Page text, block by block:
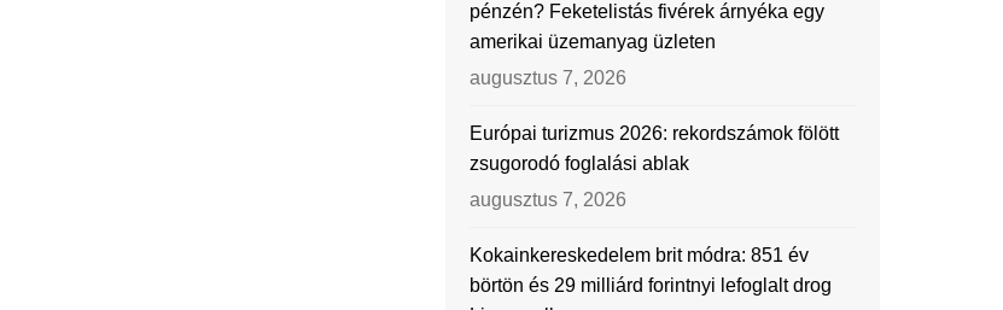
pénzén? Feketelistás fivérek árnyéka egy
amerikai üzemanyag üzleten
augusztus 7, 2026
Európai turizmus 2026: rekordszámok fölött
zsugorodó foglalási ablak
augusztus 7, 2026
Kokainkereskedelem brit módra: 851 év
börtön és 29 milliárd forintnyi lefoglalt drog